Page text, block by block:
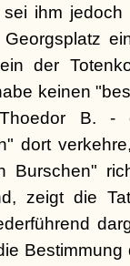
ihm
der
keinen
B. -
dort
zeigt die